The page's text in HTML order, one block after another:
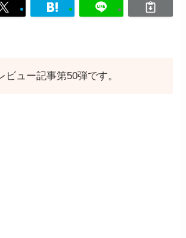
ビュー記事第50弾です。